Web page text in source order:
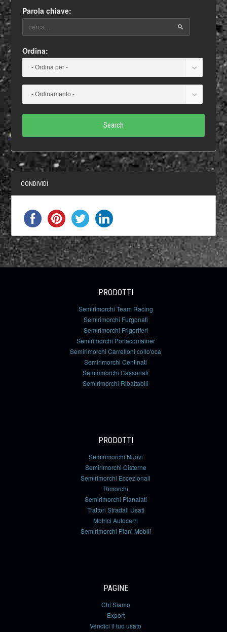
Parola chiave:
Ordina:
Search
CONDIVIDI
PRODOTTI
Semirimorchi Team Racing
Semirimorchi Furgonati
Semirimorchi Frigoriferi
Semirimorchi Portacontainer
Semirimorchi Carrelloni collo'oca
Semirimorchi Centinati
Semirimorchi Cassonati
Semirimorchi Ribaltabili
PRODOTTI
Semirimorchi Nuovi
Semirimorchi Cisterne
Semirimorchi Eccezionali
Rimorchi
Semirimorchi Pianalati
Trattori Stradali Usati
Motrici Autocarri
Semirimorchi Piani Mobili
PAGINE
Chi Siamo
Export
Vendici il tuo usato